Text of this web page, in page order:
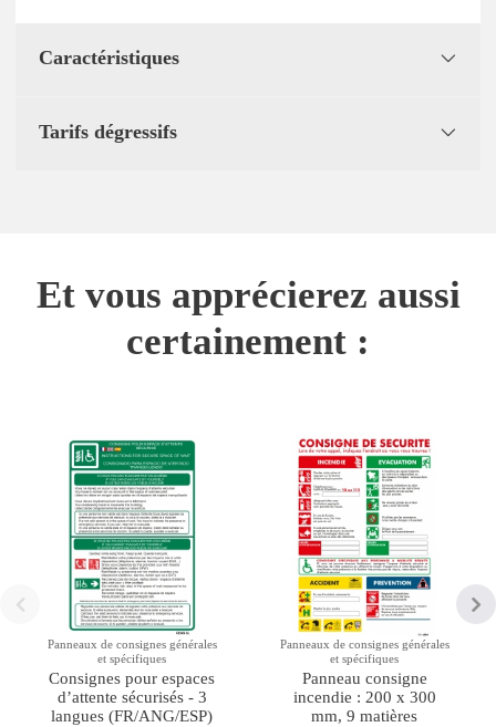
Caractéristiques
Tarifs dégressifs
Et vous apprécierez aussi
certainement :
Panneaux de consignes générales
et spécifiques
Consignes pour espaces
d’attente sécurisés - 3
langues (FR/ANG/ESP)
Panneaux de consignes générales
et spécifiques
Panneau consigne
incendie : 200 x 300
mm, 9 matières